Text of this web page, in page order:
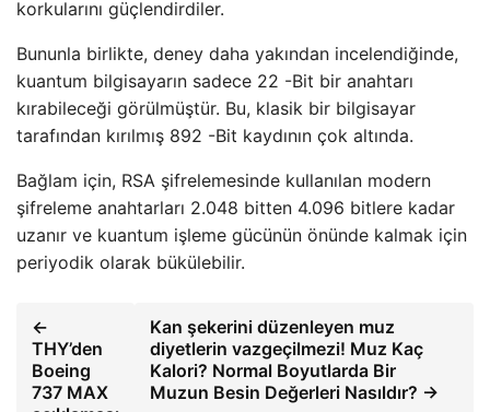
korkularını güçlendirdiler.
Bununla birlikte, deney daha yakından incelendiğinde,
kuantum bilgisayarın sadece 22 -Bit bir anahtarı
kırabileceği görülmüştür. Bu, klasik bir bilgisayar
tarafından kırılmış 892 -Bit kaydının çok altında.
Bağlam için, RSA şifrelemesinde kullanılan modern
şifreleme anahtarları 2.048 bitten 4.096 bitlere kadar
uzanır ve kuantum işleme gücünün önünde kalmak için
periyodik olarak bükülebilir.
←
THY’den
Boeing
737 MAX
Kan şekerini düzenleyen muz
diyetlerin vazgeçilmezi! Muz Kaç
Kalori? Normal Boyutlarda Bir
Muzun Besin Değerleri Nasıldır? →